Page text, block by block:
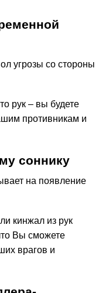
угрозы со стороны
рук – вы будете
противникам и
соннику
на появление
кинжал из рук
Вы сможете
врагов и